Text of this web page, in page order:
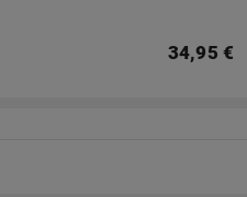
34,95 €